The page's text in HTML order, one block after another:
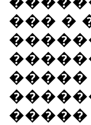
��� �